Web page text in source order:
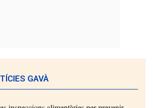
GAVÀ